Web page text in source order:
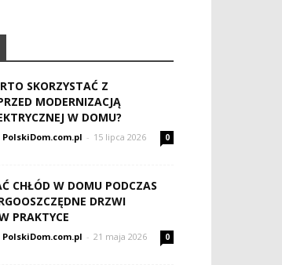
SKORZYSTAĆ Z
MODERNIZACJĄ
W DOMU?
- 15 lipca 2026 0
CHŁÓD W DOMU PODCZAS
DRZWI
PRAKTYCE
- 21 maja 2026 0